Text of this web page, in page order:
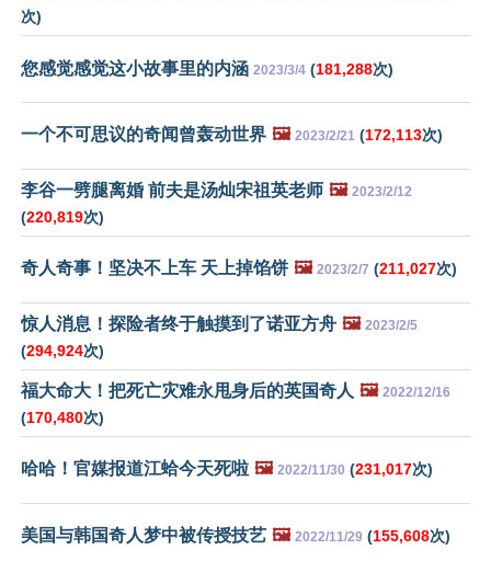
次)
您感觉感觉这小故事里的内涵 2023/3/4 (181,288次)
一个不可思议的奇闻曾轰动世界 🖼️ 2023/2/21 (172,113次)
李谷一劈腿离婚 前夫是汤灿宋祖英老师 🖼️ 2023/2/12
(220,819次)
奇人奇事！坚决不上车 天上掉馅饼 🖼️ 2023/2/7 (211,027次)
惊人消息！探险者终于触摸到了诺亚方舟 🖼️ 2023/2/5
(294,924次)
福大命大！把死亡灾难永甩身后的英国奇人 🖼️ 2022/12/16
(170,480次)
哈哈！官媒报道江蛤今天死啦 🖼️ 2022/11/30 (231,017次)
美国与韩国奇人梦中被传授技艺 🖼️ 2022/11/29 (155,608次)